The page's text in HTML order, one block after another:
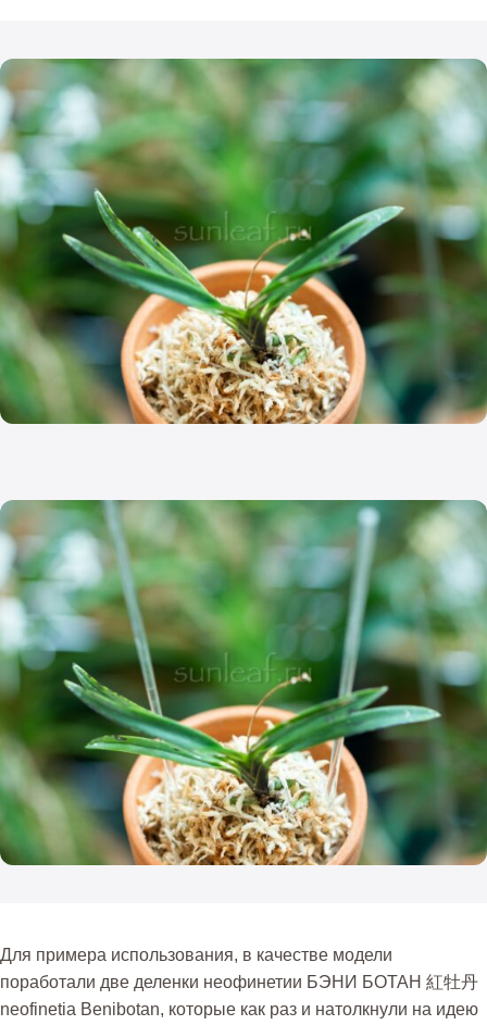
Для примера использования, в качестве модели
поработали две деленки неофинетии БЭНИ БОТАН 紅牡丹
neofinetia Benibotan, которые как раз и натолкнули на идею